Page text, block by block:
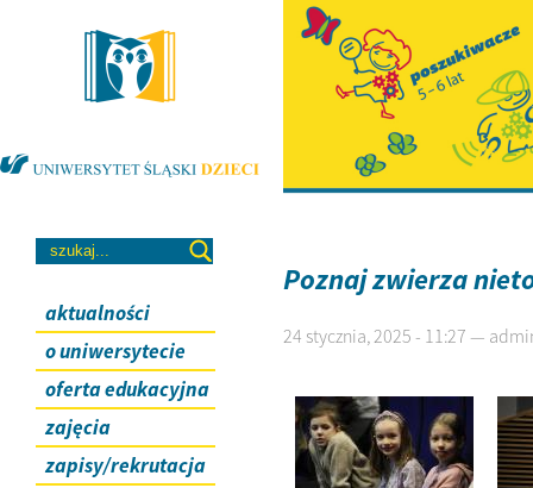
aktualności
o uniwersytecie
oferta edukacyjna
zajęcia
zapisy/rekrutacja
Poznaj zwierza
24 stycznia, 2025 - 11:27 —